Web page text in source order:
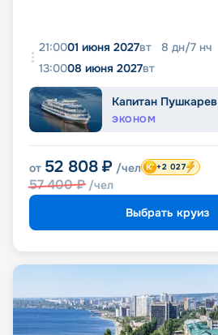
21:0001 июня 2027вт 8 дн/7 нч
13:0008 июня 2027вт
Капитан Пушкарев
ЭКОНОМ
от 52 808 ₽ /чел
57 400₽ /чел
+2 027
Выбрать круиз